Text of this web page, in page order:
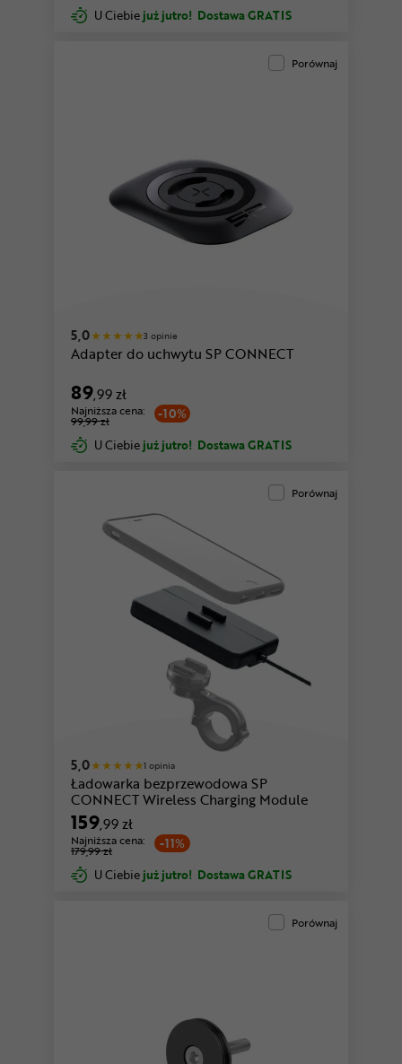
U Ciebie już jutro! Dostawa GRATIS
Porównaj
5,0 3 opinie
Adapter do uchwytu SP CONNECT
89,99 zł
-10%
Najniższa cena:
99,99 zł
U Ciebie już jutro! Dostawa GRATIS
Porównaj
5,0 1 opinia
Ładowarka bezprzewodowa SP
CONNECT Wireless Charging Module
159,99 zł
-11%
Najniższa cena:
179,99 zł
U Ciebie już jutro! Dostawa GRATIS
Porównaj